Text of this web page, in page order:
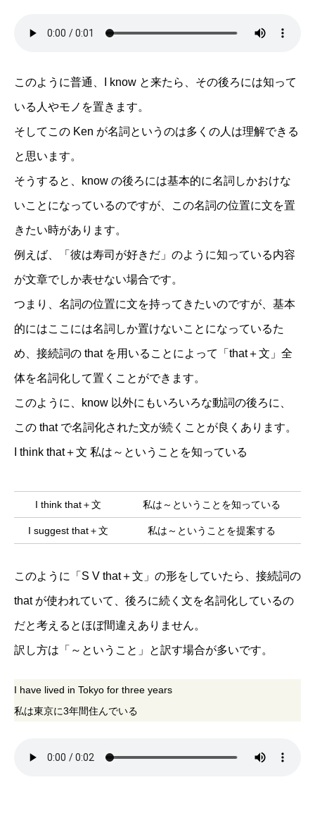
このように普通、I know と来たら、その後ろには知って
いる人やモノを置きます。
そしてこの Ken が名詞というのは多くの人は理解できる
と思います。
そうすると、know の後ろには基本的に名詞しかおけな
いことになっているのですが、この名詞の位置に文を置
きたい時があります。
例えば、「彼は寿司が好きだ」のように知っている内容
が文章でしか表せない場合です。
つまり、名詞の位置に文を持ってきたいのですが、基本
的にはここには名詞しか置けないことになっているた
め、接続詞の that を用いることによって「that＋文」全
体を名詞化して置くことができます。
このように、know 以外にもいろいろな動詞の後ろに、
この that で名詞化された文が続くことが良くあります。
I think that＋文 私は～ということを知っている
I think that＋文 私は～ということを知っている
I suggest that＋文 私は～ということを提案する
このように「S V that＋文」の形をしていたら、接続詞の
that が使われていて、後ろに続く文を名詞化しているの
だと考えるとほぼ間違えありません。
訳し方は「～ということ」と訳す場合が多いです。
I have lived in Tokyo for three years
私は東京に3年間住んでいる